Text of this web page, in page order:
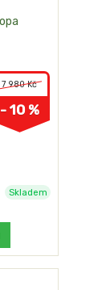
7 980 Kč
- 10 %
Skladem